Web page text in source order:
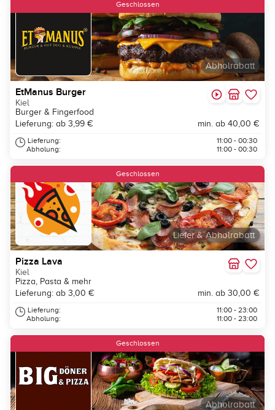
Abholrabatt
Geschlossen
EtManus Burger
Kiel
Burger & Fingerfood
Lieferung: ab 3,99 €
min. ab 40,00 €
Lieferung:
Abholung:
11:00 - 00:30
11:00 - 00:30
Liefer & Abholrabatt
Geschlossen
Pizza Lava
Kiel
Pizza, Pasta & mehr
Lieferung: ab 3,00 €
min. ab 30,00 €
Lieferung:
Abholung:
11:00 - 23:00
11:00 - 23:00
Abholrabatt
Geschlossen